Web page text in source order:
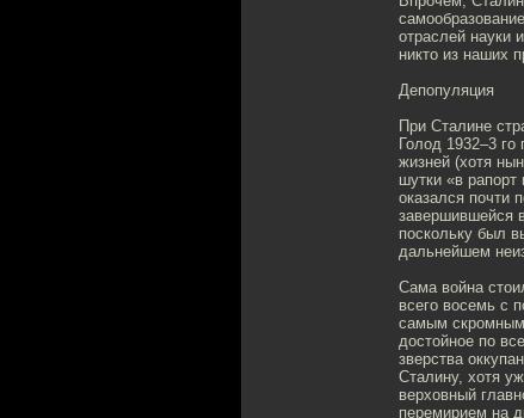
отраслей науки
никто из наших
Депопуляция
При Сталине
Голод 1932–3
жизней (хотя
шутки «в
оказался почти
завершившейся
поскольку был
дальнейшем
Сама война
всего восемь с
самым
достойное по
зверства
Сталину, хотя
верховный
перемирием на